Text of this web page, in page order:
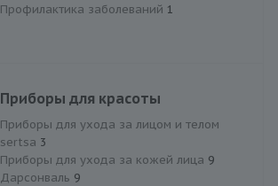
Профилактика заболеваний 1
Приборы для красоты
Приборы для ухода за лицом и телом
sertsa 3
Приборы для ухода за кожей лица 9
Дарсонваль 9